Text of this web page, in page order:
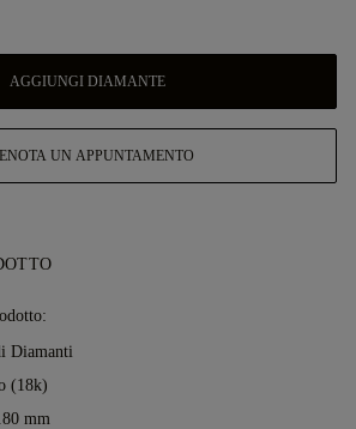
AGGIUNGI DIAMANTE
UN APPUNTAMENTO
Diamanti
(18k)
mm